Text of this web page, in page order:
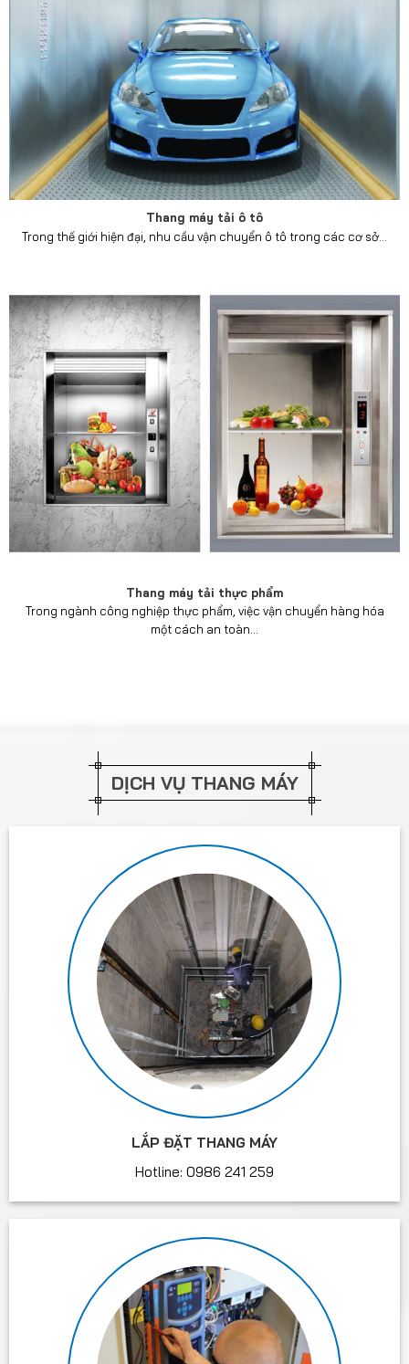
Thang máy tải ô tô
Trong thế giới hiện đại, nhu cầu vận chuyển ô tô trong các cơ sở...
Thang máy tải thực phẩm
Trong ngành công nghiệp thực phẩm, việc vận chuyển hàng hóa
một cách an toàn...
DỊCH VỤ THANG MÁY
LẮP ĐẶT THANG MÁY
Hotline: 0986 241 259